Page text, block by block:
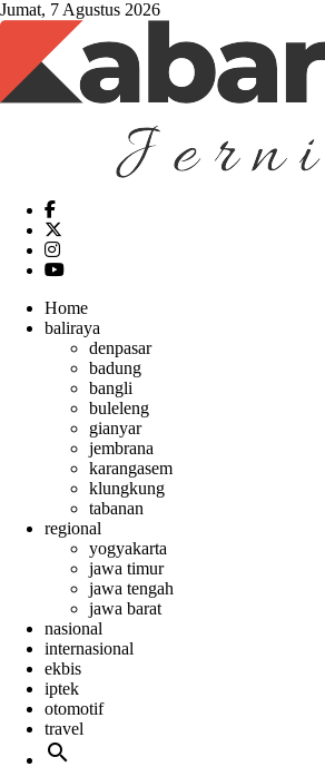
Jumat, 7 Agustus 2026
Home
baliraya
denpasar
badung
bangli
buleleng
gianyar
jembrana
karangasem
klungkung
tabanan
regional
yogyakarta
jawa timur
jawa tengah
jawa barat
nasional
internasional
ekbis
iptek
otomotif
travel
search